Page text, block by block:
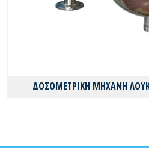
ΔΟΣΟΜΕΤΡΙΚΗ ΜΗΧΑΝΗ